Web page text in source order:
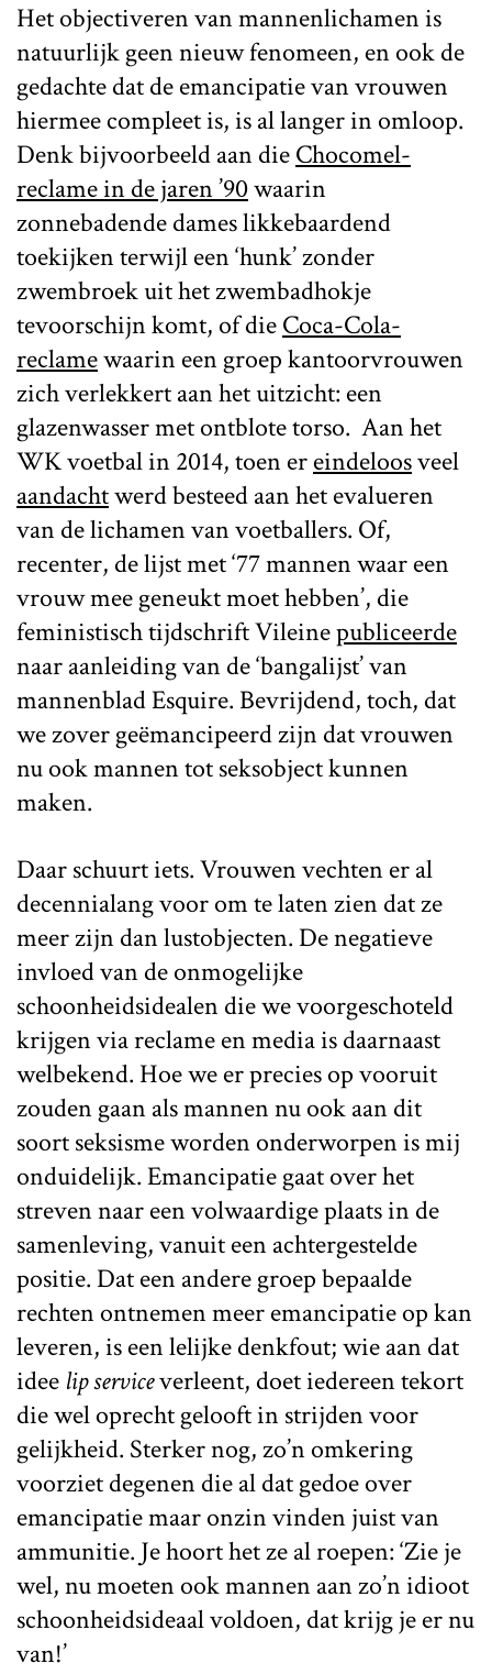
Het objectiveren van mannenlichamen is
natuurlijk geen nieuw fenomeen, en ook de
gedachte dat de emancipatie van vrouwen
hiermee compleet is, is al langer in omloop.
Denk bijvoorbeeld aan dieChocomel-
reclame in de jaren ’90waarin
zonnebadende dames likkebaardend
toekijken terwijl een ‘hunk’ zonder
zwembroek uit het zwembadhokje
tevoorschijn komt, of dieCoca-Cola-
reclamewaarin een groep kantoorvrouwen
zich verlekkert aan het uitzicht: een
glazenwasser met ontblote torso. Aan het
WK voetbal in 2014, toen ereindeloosveel
aandachtwerd besteed aan het evalueren
van de lichamen van voetballers. Of,
recenter, de lijst met ‘77 mannen waar een
vrouw mee geneukt moet hebben’, die
feministisch tijdschrift Vileinepubliceerde
naar aanleiding van de ‘bangalijst’ van
mannenblad Esquire. Bevrijdend, toch, dat
we zover geëmancipeerd zijn dat vrouwen
nu ook mannen tot seksobject kunnen
maken.
Daar schuurt iets. Vrouwen vechten er al
decennialang voor om te laten zien dat ze
meer zijn dan lustobjecten. De negatieve
invloed van de onmogelijke
schoonheidsidealen die we voorgeschoteld
krijgen via reclame en media is daarnaast
welbekend. Hoe we er precies op vooruit
zouden gaan als mannen nu ook aan dit
soort seksisme worden onderworpen is mij
onduidelijk. Emancipatie gaat over het
streven naar een volwaardige plaats in de
samenleving, vanuit een achtergestelde
positie. Dat een andere groep bepaalde
rechten ontnemen meer emancipatie op kan
leveren, is een lelijke denkfout; wie aan dat
idee lip serviceverleent, doet iedereen tekort
die wel oprecht gelooft in strijden voor
gelijkheid. Sterker nog, zo’n omkering
voorziet degenen die al dat gedoe over
emancipatie maar onzin vinden juist van
ammunitie. Je hoort het ze al roepen: ‘Zie je
wel, nu moeten ook mannen aan zo’n idioot
schoonheidsideaal voldoen, dat krijg je er nu
van!’